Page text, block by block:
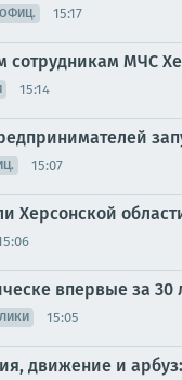
ОФИЦ. 15:17
сотрудникам МЧС
15:14
15:07
Херсонской
впервые за
15:05
движение и